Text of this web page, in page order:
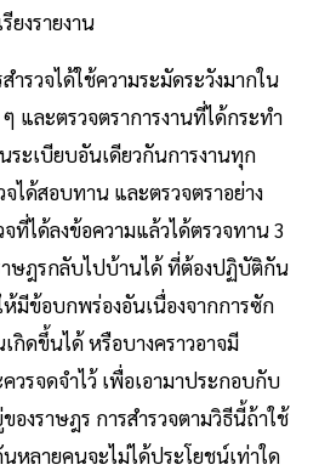
ยงรายงาน
รวจได้ใช้ความระมัดระวังมากใน
และตรวจตราการงานที่ได้กระทํา
ระเบียบอันเดียวกันการงานทุก
จได้สอบทาน และตรวจตราอย่าง
ที่ได้ลงข้อความแล้วได้ตรวจทาน 3
ษฎรกลับไปบ้านได้ ที่ต้องปฏิบัติกัน
มีข้อบกพร่องอันเนื่องจากการซัก
กิดขึ้นได้ หรือบางคราวอาจมี
รจดจําไว้ เพื่อเอามาประกอบกับ
งราษฎร การสํารวจตามวิธีนี้ถ้าใช้
หลายคนจะไม่ได้ประโยชน์เท่าใด